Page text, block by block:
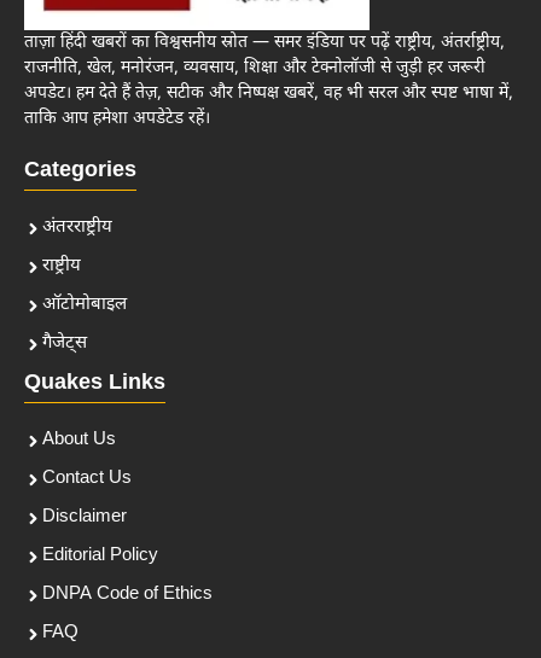
ताज़ा हिंदी खबरों का विश्वसनीय स्रोत — समर इंडिया पर पढ़ें राष्ट्रीय, अंतर्राष्ट्रीय,
राजनीति, खेल, मनोरंजन, व्यवसाय, शिक्षा और टेक्नोलॉजी से जुड़ी हर जरूरी
अपडेट। हम देते हैं तेज़, सटीक और निष्पक्ष खबरें, वह भी सरल और स्पष्ट भाषा में,
ताकि आप हमेशा अपडेटेड रहें।
Categories
अंतरराष्ट्रीय
राष्ट्रीय
ऑटोमोबाइल
गैजेट्स
Quakes Links
About Us
Contact Us
Disclaimer
Editorial Policy
DNPA Code of Ethics
FAQ